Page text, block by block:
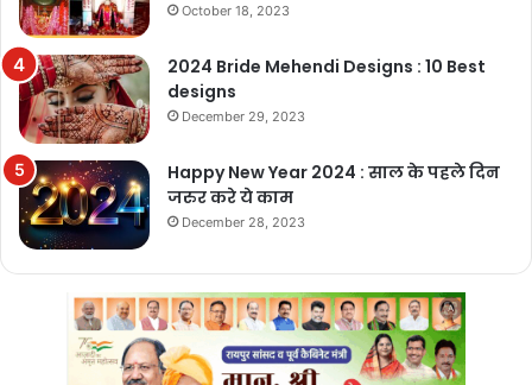
October 18, 2023
2024 Bride Mehendi Designs : 10 Best
designs
December 29, 2023
Happy New Year 2024 : साल के पहले दिन
जरुर करे ये काम
December 28, 2023